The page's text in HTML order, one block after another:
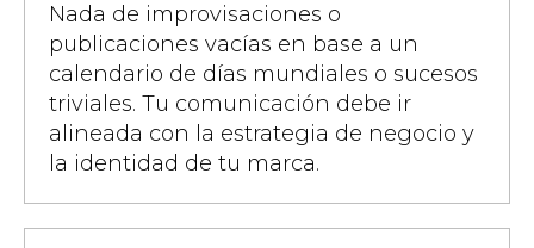
Nada de improvisaciones o
publicaciones vacías en base a un
calendario de días mundiales o sucesos
triviales. Tu comunicación debe ir
alineada con la estrategia de negocio y
la identidad de tu marca.